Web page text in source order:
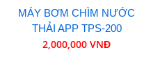
MÁY BƠM CHÌM NƯỚC
THẢI APP TPS-200
2,000,000 VNĐ